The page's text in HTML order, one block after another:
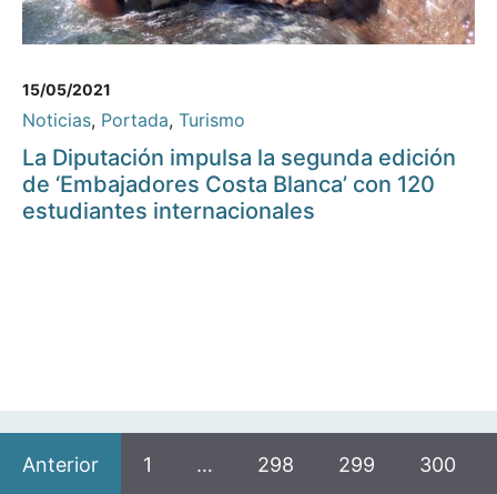
15/05/2021
Noticias, Portada, Turismo
La Diputación impulsa la segunda edición
de ‘Embajadores Costa Blanca’ con 120
estudiantes internacionales
Anterior 1 … 298 299 300